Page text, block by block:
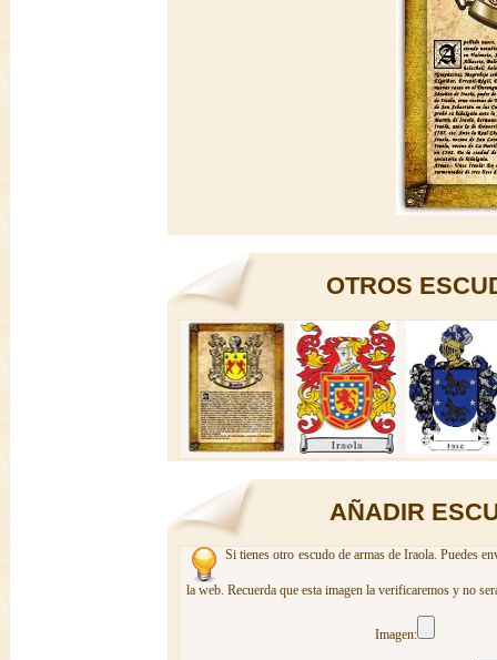
OTROS
AÑADIR
Si tienes otro escudo de armas de Iraola. Puedes
la web. Recuerda que esta imagen la verificaremos y no
Imagen: